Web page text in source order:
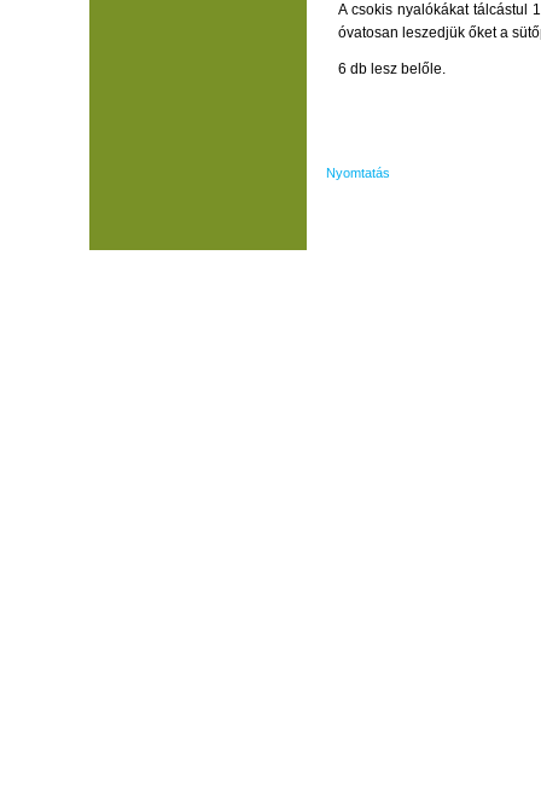
A csokis nyalókákat tálcástul
óvatosan leszedjük őket a
6 db lesz belőle.
Nyomtatás